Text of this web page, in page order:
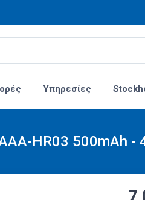
Υπηρεσίες
HR03 500mAh -